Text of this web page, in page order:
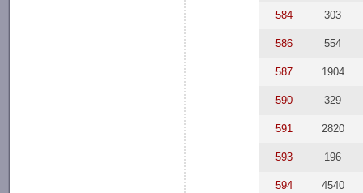
584 303
586 554
587 1904
590 329
591 2820
593 196
594 4540